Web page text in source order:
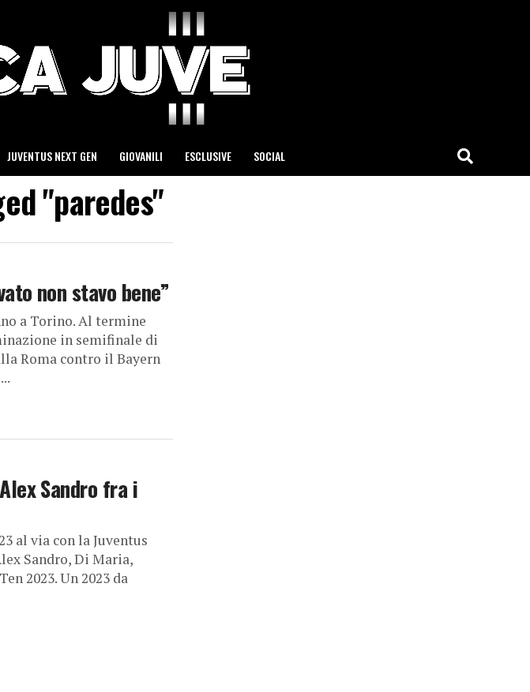
JUVENTUS NEXT GEN GIOVANILI ESCLUSIVE SOCIAL
"paredes"
non stavo bene”
a Torino. Al termine
in semifinale di
Roma contro il Bayern
Sandro fra i
al via con la Juventus
Sandro, Di Maria,
2023. Un 2023 da